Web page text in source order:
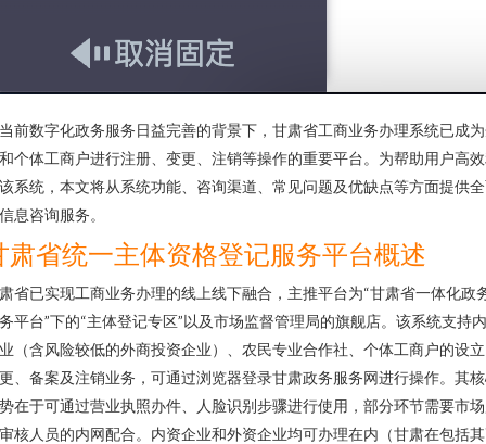
前数字化政务服务日益完善的背景下，甘肃省工商业务办理系统已成
个体工商户进行注册、变更、注销等操作的重要平台。为帮助用户高
系统，本文将从系统功能、咨询渠道、常见问题及优缺点等方面提供
息咨询服务。
肃省统一主体资格登记服务平台概述
省已实现工商业务办理的线上线下融合，主推平台为“甘肃省一体化政
平台”下的“主体登记专区”以及市场监督管理局的旗舰店。该系统支持
（含风险较低的外商投资企业）、农民专业合作社、个体工商户的设
、备案及注销业务，可通过浏览器登录甘肃政务服务网进行操作。其
在于可通过营业执照办件、人脸识别步骤进行使用，部分环节需要市
核人员的内网配合。内资企业和外资企业均可办理在内（甘肃在包括